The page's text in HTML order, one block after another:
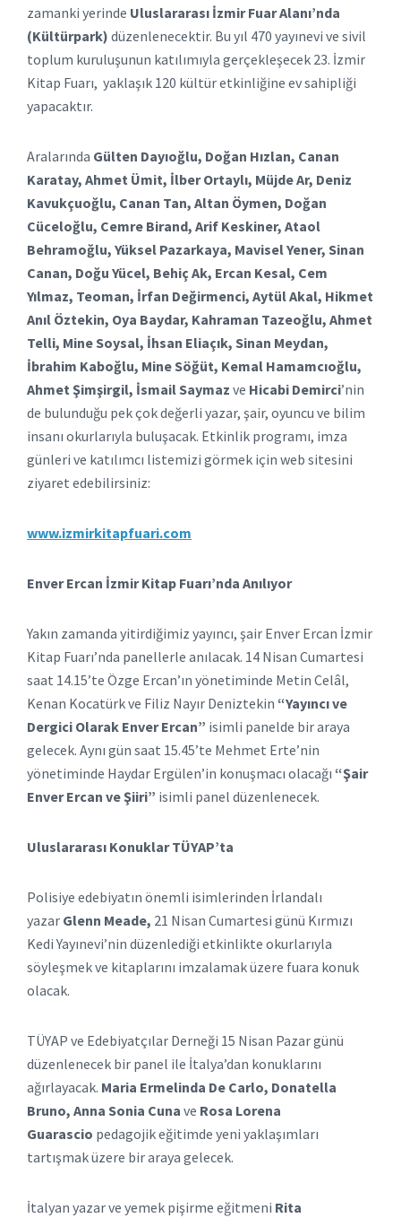
zamanki yerinde Uluslararası İzmir Fuar Alanı’nda
(Kültürpark) düzenlenecektir. Bu yıl 470 yayınevi ve sivil
toplum kuruluşunun katılımıyla gerçekleşecek 23. İzmir
Kitap Fuarı, yaklaşık 120 kültür etkinliğine ev sahipliği
yapacaktır.
Aralarında Gülten Dayıoğlu, Doğan Hızlan, Canan
Karatay, Ahmet Ümit, İlber Ortaylı, Müjde Ar, Deniz
Kavukçuoğlu, Canan Tan, Altan Öymen, Doğan
Cüceloğlu, Cemre Birand, Arif Keskiner, Ataol
Behramoğlu, Yüksel Pazarkaya, Mavisel Yener, Sinan
Canan, Doğu Yücel, Behiç Ak, Ercan Kesal, Cem
Yılmaz, Teoman, İrfan Değirmenci, Aytül Akal, Hikmet
Anıl Öztekin, Oya Baydar, Kahraman Tazeoğlu, Ahmet
Telli, Mine Soysal, İhsan Eliaçık, Sinan Meydan,
İbrahim Kaboğlu, Mine Söğüt, Kemal Hamamcıoğlu,
Ahmet Şimşirgil, İsmail Saymaz ve Hicabi Demirci’nin
de bulunduğu pek çok değerli yazar, şair, oyuncu ve bilim
insanı okurlarıyla buluşacak. Etkinlik programı, imza
günleri ve katılımcı listemizi görmek için web sitesini
ziyaret edebilirsiniz:
www.izmirkitapfuari.com
Enver Ercan İzmir Kitap Fuarı’nda Anılıyor
Yakın zamanda yitirdiğimiz yayıncı, şair Enver Ercan İzmir
Kitap Fuarı’nda panellerle anılacak. 14 Nisan Cumartesi
saat 14.15’te Özge Ercan’ın yönetiminde Metin Celâl,
Kenan Kocatürk ve Filiz Nayır Deniztekin “Yayıncı ve
Dergici Olarak Enver Ercan” isimli panelde bir araya
gelecek. Aynı gün saat 15.45’te Mehmet Erte’nin
yönetiminde Haydar Ergülen’in konuşmacı olacağı “Şair
Enver Ercan ve Şiiri” isimli panel düzenlenecek.
Uluslararası Konuklar TÜYAP’ta
Polisiye edebiyatın önemli isimlerinden İrlandalı
yazar Glenn Meade, 21 Nisan Cumartesi günü Kırmızı
Kedi Yayınevi’nin düzenlediği etkinlikte okurlarıyla
söyleşmek ve kitaplarını imzalamak üzere fuara konuk
olacak.
TÜYAP ve Edebiyatçılar Derneği 15 Nisan Pazar günü
düzenlenecek bir panel ile İtalya’dan konuklarını
ağırlayacak. Maria Ermelinda De Carlo, Donatella
Bruno, Anna Sonia Cuna ve Rosa Lorena
Guarascio pedagojik eğitimde yeni yaklaşımları
tartışmak üzere bir araya gelecek.
İtalyan yazar ve yemek pişirme eğitmeni Rita